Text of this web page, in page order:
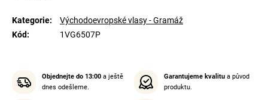
Kategorie:
Východoevropské vlasy - Gramáž
Kód: 1VG6507P
Objednejte do 13:00 a ještě
dnes odešleme.
Garantujeme kvalitu a původ
produktu.